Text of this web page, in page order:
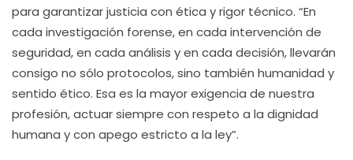
para garantizar justicia con ética y rigor técnico. “En
cada investigación forense, en cada intervención de
seguridad, en cada análisis y en cada decisión, llevarán
consigo no sólo protocolos, sino también humanidad y
sentido ético. Esa es la mayor exigencia de nuestra
profesión, actuar siempre con respeto a la dignidad
humana y con apego estricto a la ley”.